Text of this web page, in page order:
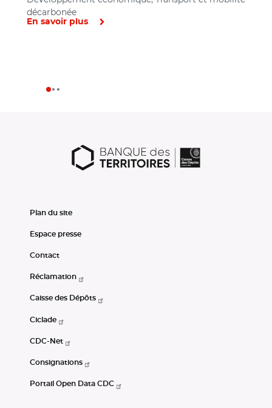
décarbonée
En savoir plus
Plan du site
Espace presse
Contact
Réclamation
Caisse des Dépôts
Ciclade
CDC-Net
Consignations
Portail Open Data CDC